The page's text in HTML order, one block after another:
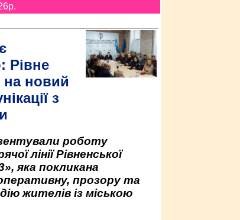
Рівне
на новий
з
роботу
лінії Рівненської
яка покликана
прозору та
жителів із міською